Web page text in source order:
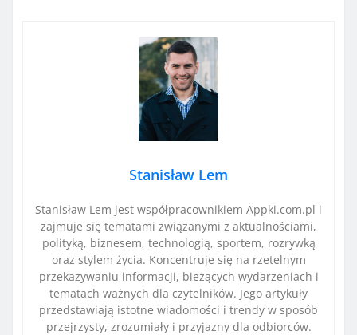
Stanisław Lem
Stanisław Lem jest współpracownikiem Appki.com.pl i
zajmuje się tematami związanymi z aktualnościami,
polityką, biznesem, technologią, sportem, rozrywką
oraz stylem życia. Koncentruje się na rzetelnym
przekazywaniu informacji, bieżących wydarzeniach i
tematach ważnych dla czytelników. Jego artykuły
przedstawiają istotne wiadomości i trendy w sposób
przejrzysty, zrozumiały i przyjazny dla odbiorców.